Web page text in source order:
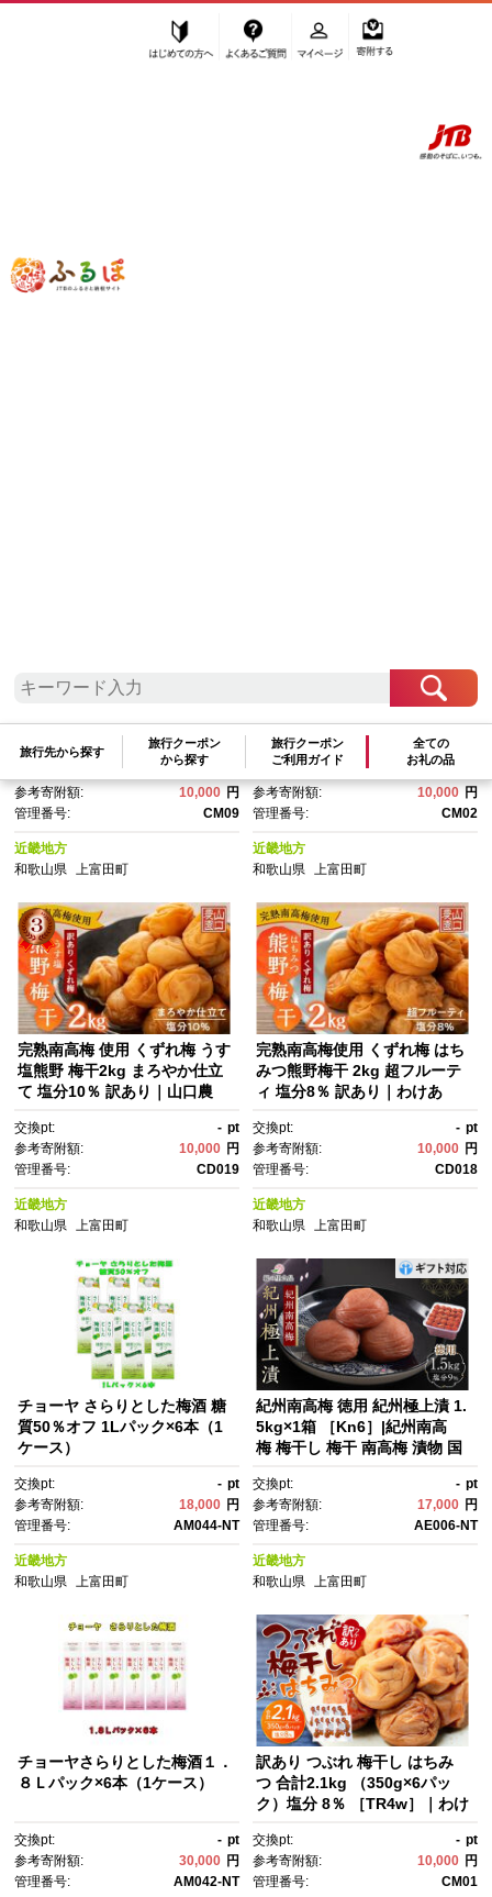
ふるぽ JTBのふるさと納税サイト
旅行先から探す
旅行クーポン
から探す
旅行クーポン
ご利用ガイド
全ての
お礼の品
和歌山県上富田町
訳あり つぶれ 梅干し 合計2.1k
つ 塩分約5％ ［TR6w］｜わけ
あり 梅干し つぶれ梅 梅干し 塩
分控えめ 国産 梅干し おつま
み お弁当 梅干し 和食 お取り寄
せ 梅干しセット ギフト 梅干
し 健康食品 梅干し保存 梅干し
料理 梅干し活用 食卓 梅干し 梅
干うめぼし ウメボシ
参考寄附額:
10,000 円
管理番号:
CM09
近畿地方
和歌山県
上富田町
訳ありつぶれ梅干し しそ 合計
分 8％［TR14w］｜わけあ
り 梅干し つぶれ梅 梅干し 塩分
控えめ 国産 梅干し おつまみ お
弁当 梅干し 和食 お取り寄せ 梅
干しセット ギフト 梅干し 健康
食品 梅干し保存 梅干し料理 梅
干し活用 食卓 梅干し 梅干うめ
ぼし ウメボシ
参考寄附額:
10,000 円
管理番号:
CM02
近畿地方
和歌山県 上富田町
完熟南高梅 使用 くずれ梅 うす
塩熊野 梅干2kg まろやか仕立
て 塩分10％ 訳あり｜山口農
歌山 うす塩 まろやか 塩分1
0％ くずれ梅 梅干し通販 和
食 食卓 お取り寄せ 贅沢 国
産 梅干しギフト 梅干しセッ
ト 夏のお供 梅干し保存 健康食
品 【梅干し うめぼし ウメボ
シ 梅干】
交換pt: - pt
参考寄附額:
10,000 円
管理番号:
CD019
近畿地方
和歌山県
上富田町
完熟南高梅使用 くずれ梅 はち
みつ熊野梅干 2kg 超フルーテ
ィ 塩分8％ 訳あり｜わけあ
つ 梅干し 訳あり フルーティ 塩
分8% くずれ梅 熊野 梅干し 和
歌山県 南高梅干し はちみつ梅
干し 梅干しセット 梅農園 梅干
し通販 果肉たっぷり 柔らかい
梅干し 健康食品 塩分控えめ
【梅干し うめぼし ウメボシ 梅
干】
交換pt: - pt
参考寄附額:
10,000 円
管理番号:
CD018
近畿地方
和歌山県 上富田町
チョーヤ さらりとした梅酒 糖
質50％オフ 1Lパック×6本（1
ケース）
交換pt: - pt
参考寄附額:
18,000 円
管理番号:
AM044-NT
近畿地方
和歌山県
上富田町
紀州南高梅 徳用 紀州極上漬 1.
5kg×1箱 ［Kn6］|紀州南高
梅 梅干し 梅干 南高梅 漬物 国
干し贈答用 日本製 南高梅干
し 国産梅干し 梅干し詰め合わ
せ 和食 梅干しお取り寄せ 夏の
贈り物 伝統食品 しっとり梅干
し まろやか梅干し 紀州漬物 梅
干しギフトセット 料理用 梅干
し詰合せ 梅干し箱入り
交換pt: - pt
参考寄附額:
17,000 円
管理番号:
AE006-NT
近畿地方
和歌山県 上富田町
チョーヤさらりとした梅酒１．
８Ｌパック×6本（1ケース）
交換pt: - pt
参考寄附額:
30,000 円
管理番号:
AM042-NT
訳あり つぶれ 梅干し はちみ
つ 合計2.1kg （350g×6パッ
ク）塩分 8％ ［TR4w］｜わけ
分控えめ 国産 梅干し おつま
み お弁当 梅干し 和食 お取り寄
せ 梅干しセット ギフト 梅干
交換pt: - pt
参考寄附額:
10,000 円
管理番号:
CM01